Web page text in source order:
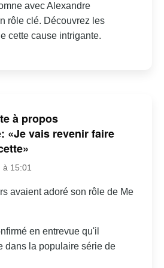
avec Alexandre
rôle clé. Découvrez les
cette cause intrigante.
à propos
«Je vais revenir faire
à 15:01
avaient adoré son rôle de Me
en entrevue qu'il
dans la populaire série de